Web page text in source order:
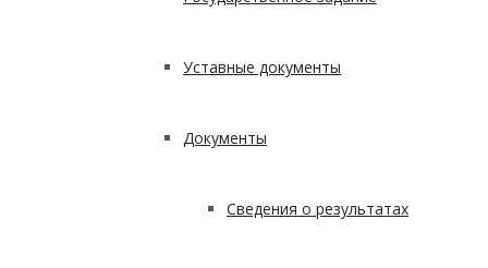
Уставные документы
Документы
Сведения о результатах